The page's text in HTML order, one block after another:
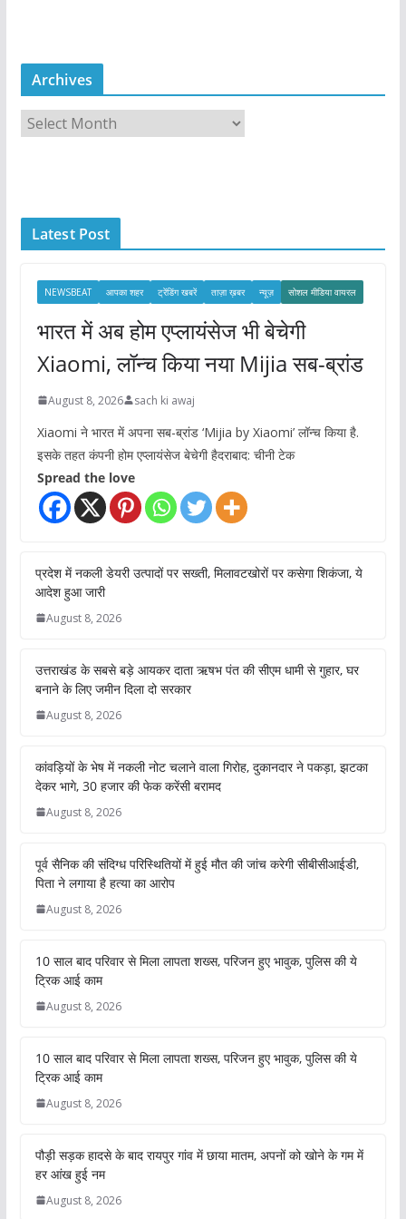
Archives
r
e
Latest Post
NEWSBEAT आपका शहर ट्रेंडिंग खबरें ताज़ा ख़बर न्यूज़ सोशल मीडिया वायरल
भारत में अब होम एप्लायंसेज भी बेचेगी
Xiaomi, लॉन्च किया नया Mijia सब-ब्रांड
August 8, 2026 sach ki awaj
Xiaomi ने भारत में अपना सब-ब्रांड ‘Mijia by Xiaomi’ लॉन्च किया है.
इसके तहत कंपनी होम एप्लायंसेज बेचेगी हैदराबाद: चीनी टेक
Spread the love
प्रदेश में नकली डेयरी उत्पादों पर सख्ती, मिलावटखोरों पर कसेगा शिकंजा, ये
आदेश हुआ जारी
August 8, 2026
उत्तराखंड के सबसे बड़े आयकर दाता ऋषभ पंत की सीएम धामी से गुहार, घर
बनाने के लिए जमीन दिला दो सरकार
August 8, 2026
कांवड़ियों के भेष में नकली नोट चलाने वाला गिरोह, दुकानदार ने पकड़ा, झटका
देकर भागे, 30 हजार की फेक करेंसी बरामद
August 8, 2026
पूर्व सैनिक की संदिग्ध परिस्थितियों में हुई मौत की जांच करेगी सीबीसीआईडी,
पिता ने लगाया है हत्या का आरोप
August 8, 2026
10 साल बाद परिवार से मिला लापता शख्स, परिजन हुए भावुक, पुलिस की ये
ट्रिक आई काम
August 8, 2026
10 साल बाद परिवार से मिला लापता शख्स, परिजन हुए भावुक, पुलिस की ये
ट्रिक आई काम
August 8, 2026
पौड़ी सड़क हादसे के बाद रायपुर गांव में छाया मातम, अपनों को खोने के गम में
हर आंख हुई नम
August 8, 2026